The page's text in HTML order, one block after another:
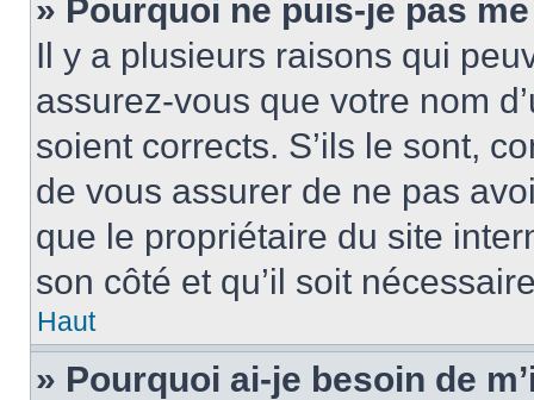
» Pourquoi ne puis-je pas
Il y a plusieurs raisons qui
assurez-vous que votre nom
soient corrects. S’ils le sont,
de vous assurer de ne pas
que le propriétaire du site
son côté et qu’il soit
Haut
» Pourquoi ai-je besoin de